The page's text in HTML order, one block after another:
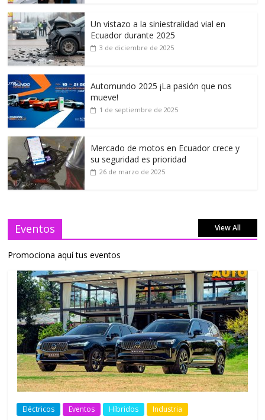
Un vistazo a la siniestralidad vial en
Ecuador durante 2025
3 de diciembre de 2025
Automundo 2025 ¡La pasión que nos
mueve!
1 de septiembre de 2025
Mercado de motos en Ecuador crece y
su seguridad es prioridad
26 de marzo de 2025
Eventos View All
Promociona aquí tus eventos
Eléctricos Eventos Híbridos Industria